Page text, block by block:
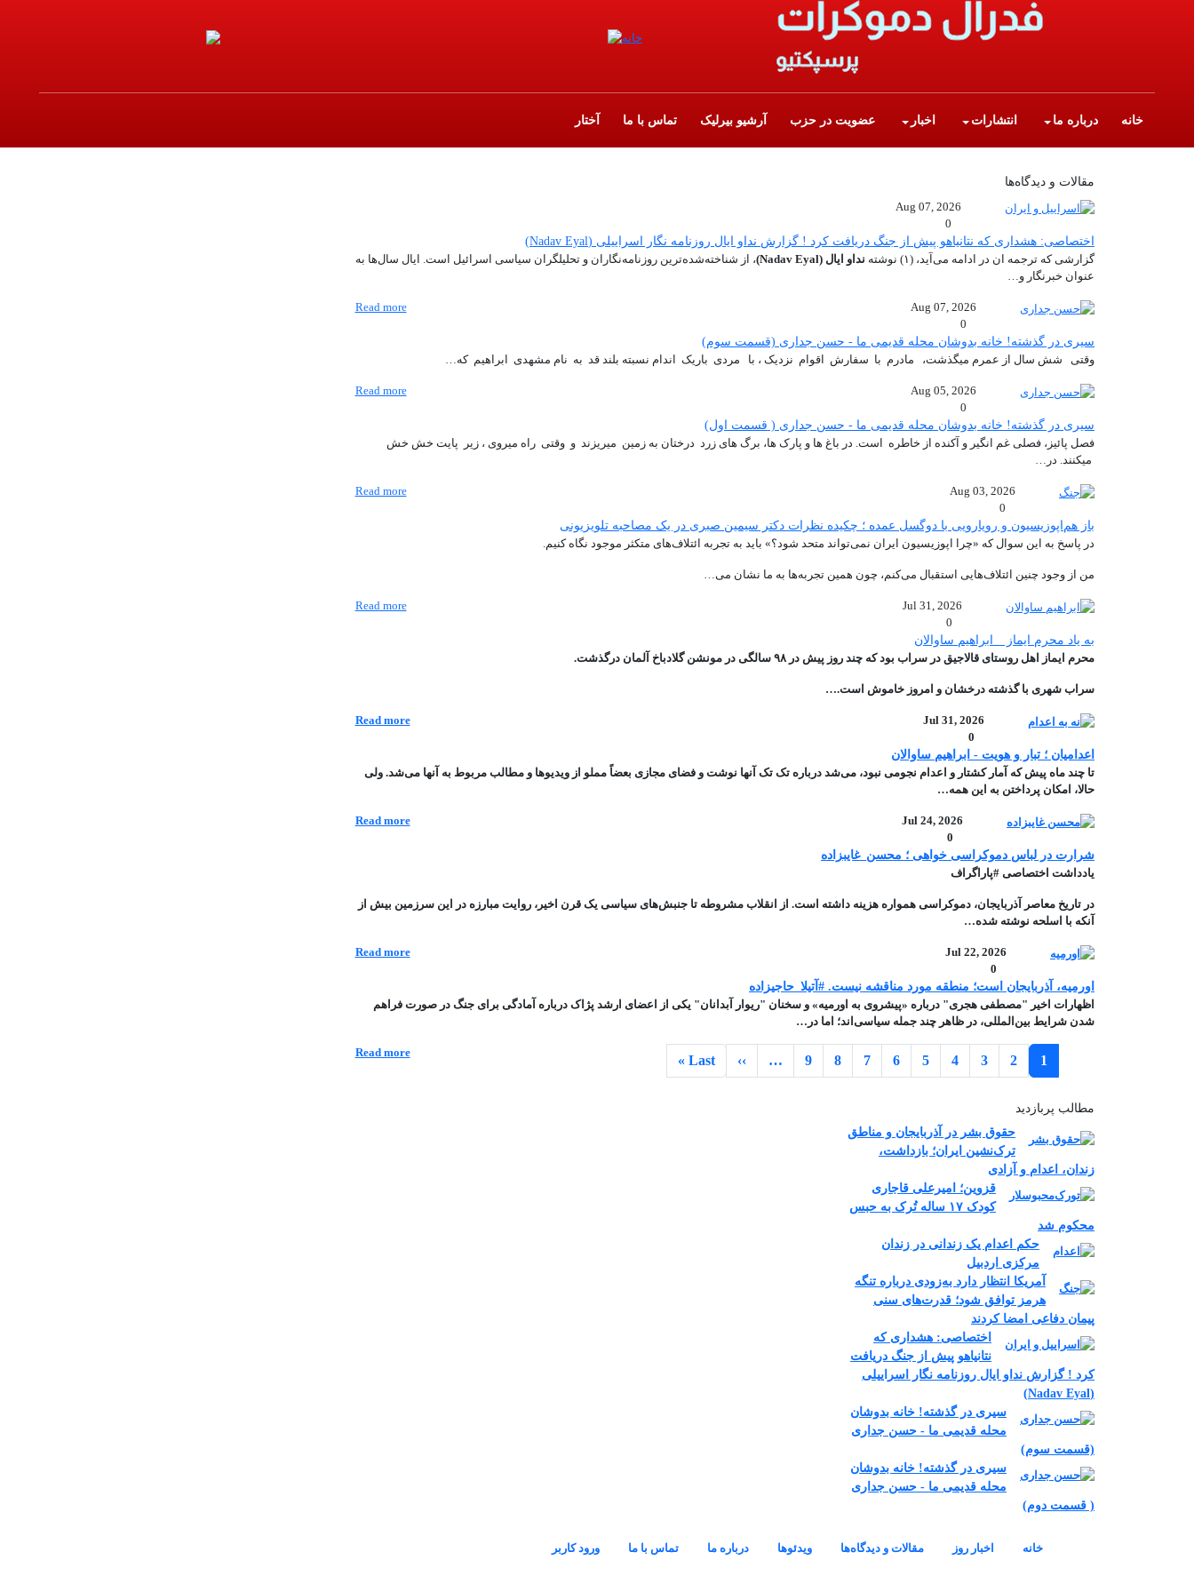
Main navigation
خانه درباره ما انتشارات اخبار عضویت در حزب آرشیو بیرلیک تماس با ما آختار
مقالات و دیدگاه‌ها
Aug 07, 2026
0
اختصاصی: هشداری که نتانیاهو پیش از جنگ دریافت کرد ! گزارش نداو ایال روزنامه نگار اسراییلی (Nadav Eyal)
گزارشی که ترجمه ان در ادامه می‌آید، (۱) نوشته نداو ایال (Nadav Eyal)
، از شناخته‌شده‌ترین روزنامه‌نگاران و تحلیلگران سیاسی اسرائیل است. ایال سال‌ها به
عنوان خبرنگار و…
Read more
Aug 07, 2026
0
سیری در گذشته! خانه بدوشان محله قدیمی ما - حسن جداری (قسمت سوم)
وقتی شش سال از عمرم میگذشت، مادرم با سفارش اقوام نزدیک ، با مردی باریک اندام نسبته بلند قد به نام مشهدی ابراهیم که…
Read more
Aug 05, 2026
0
سیری در گذشته! خانه بدوشان محله قدیمی ما - حسن جداری ( قسمت اول)
فصل پائیز، فصلی غم انگیر و آکنده از خاطره است. در باغ ها و پارک ها، برگ های زرد درختان به زمین میریزند و وقتی راه میروی ، زیر پایت خش خش
میکنند. در…
Read more
Aug 03, 2026
0
باز هم‌اپوزیسیون‌ و رویارویی با ‌دو‌گسل عمده ؛ چکیده نظرات دکتر سیمین صبری در یک مصاحبه تلویزیونی
در پاسخ به این سوال که «چرا اپوزیسیون ایران نمی‌تواند متحد شود؟» باید به تجربه ائتلاف‌های متکثر موجود نگاه کنیم.
من از وجود چنین ائتلاف‌هایی استقبال می‌کنم، چون همین تجربه‌ها به ما نشان می‌…
Read more
Jul 31, 2026
0
به یاد محرم ایماز _ ابراهیم ساوالان
محرم ایماز اهل روستای قالاجیق در سراب بود که چند روز پیش در ۹۸ سالگی در مونشن گلادباخ آلمان درگذشت.
سراب شهری با گذشته درخشان و امروز خاموش است.…
Read more
Jul 31, 2026
0
اعدامیان ؛ تبار و هویت - ابراهیم ساوالان
تا چند ماه پیش که آمار کشتار و اعدام نجومی نبود، می‌شد درباره تک تک آنها نوشت و فضای مجازی بعضاً مملو از ویدیوها و مطالب مربوط به آنها می‌شد. ولی
حالا، امکان پرداختن به این همه…
Read more
Jul 24, 2026
0
شرارت در لباس دموکراسی‌ خواهی ؛ محسن_غایبزاده
یادداشت اختصاصی #پاراگراف
در تاریخ معاصر آذربایجان، دموکراسی همواره هزینه داشته است. از انقلاب مشروطه تا جنبش‌های سیاسی یک قرن اخیر، روایت مبارزه در این سرزمین بیش از
آنکه با اسلحه نوشته شده…
Read more
Jul 22, 2026
0
اورمیه، آذربایجان است؛ منطقه مورد مناقشه نیست. #آتیلا_حاجیزاده
اظهارات اخیر "مصطفی هجری" درباره «پیشروی به اورمیه» و سخنان "ریوار آبدانان" یکی از اعضای ارشد پژاک درباره آمادگی برای جنگ در صورت فراهم
شدن شرایط بین‌المللی، در ظاهر چند جمله سیاسی‌اند؛ اما در…
Read more Pagination
1
2
3
4
5
6
7
8
9
…
›› صفحه بعد
Last »
مطالب پربازدید
حقوق بشر در آذربایجان و مناطق
ترک‌نشین ایران؛ بازداشت،
زندان، اعدام و آزادی
قزوین؛ امیرعلی قاجاری
کودک ۱۷ ساله تُرک به حبس
محکوم شد
حکم اعدام یک زندانی در زندان
مرکزی اردبیل
آمریکا انتظار دارد به‌زودی درباره تنگه
هرمز توافق شود؛ قدرت‌های سنی
پیمان دفاعی امضا کردند
اختصاصی: هشداری که
نتانیاهو پیش از جنگ دریافت
کرد ! گزارش نداو ایال روزنامه نگار اسراییلی
(Nadav Eyal)
سیری در گذشته! خانه بدوشان
محله قدیمی ما - حسن جداری
(قسمت سوم)
سیری در گذشته! خانه بدوشان
محله قدیمی ما - حسن جداری
( قسمت دوم)
Footer menu
خانه اخبار روز مقالات و دیدگاه‌ها ویدئو‌ها درباره ما تماس با ما ورود کاربر